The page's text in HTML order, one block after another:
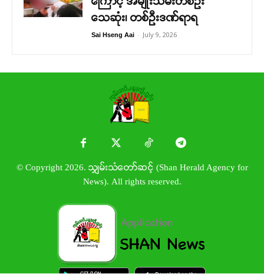
သေဆုံး၊ တစ်ဦးဒဏ်ရာရ
Sai Hseng Aai - July 9, 2026
© Copyright 2026. သျှမ်းသံတော်ဆင့် (Shan Herald Agency for
News). All rights reserved.